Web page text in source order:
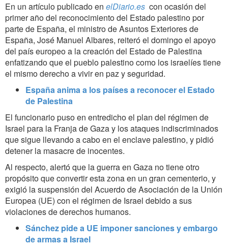
En un artículo publicado en elDiario.es con ocasión del
primer año del reconocimiento del Estado palestino por
parte de España, el ministro de Asuntos Exteriores de
España, José Manuel Albares, reiteró el domingo el apoyo
del país europeo a la creación del Estado de Palestina
enfatizando que el pueblo palestino como los israelíes tiene
el mismo derecho a vivir en paz y seguridad.
España anima a los países a reconocer el Estado
de Palestina
El funcionario puso en entredicho el plan del régimen de
Israel para la Franja de Gaza y los ataques indiscriminados
que sigue llevando a cabo en el enclave palestino, y pidió
detener la masacre de inocentes.
Al respecto, alertó que la guerra en Gaza no tiene otro
propósito que convertir esta zona en un gran cementerio, y
exigió la suspensión del Acuerdo de Asociación de la Unión
Europea (UE) con el régimen de Israel debido a sus
violaciones de derechos humanos.
Sánchez pide a UE imponer sanciones y embargo
de armas a Israel